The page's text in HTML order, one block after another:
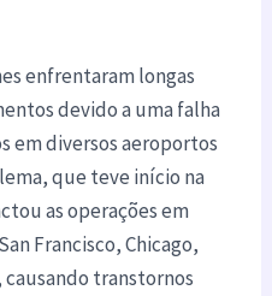
enfrentaram longas
devido a uma falha
em diversos aeroportos
que teve início na
as operações em
Francisco, Chicago,
transtornos